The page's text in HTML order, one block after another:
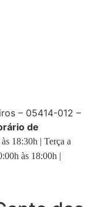
– 05414-012 –
de
18:30h | Terça a
às 18:00h |